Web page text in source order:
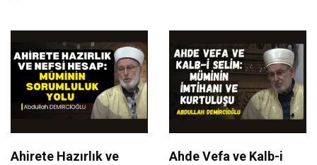
Ahirete Hazırlık ve
Ahde Vefa ve Kalb-i